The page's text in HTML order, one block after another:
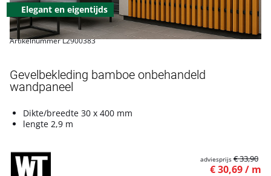
Elegant en eigentijds
Artikelnummer L2900383
Gevelbekleding bamboe onbehandeld
wandpaneel
Dikte/breedte 30 x 400 mm
lengte 2,9 m
€ 30,69 / m
adviesprijs € 33,90